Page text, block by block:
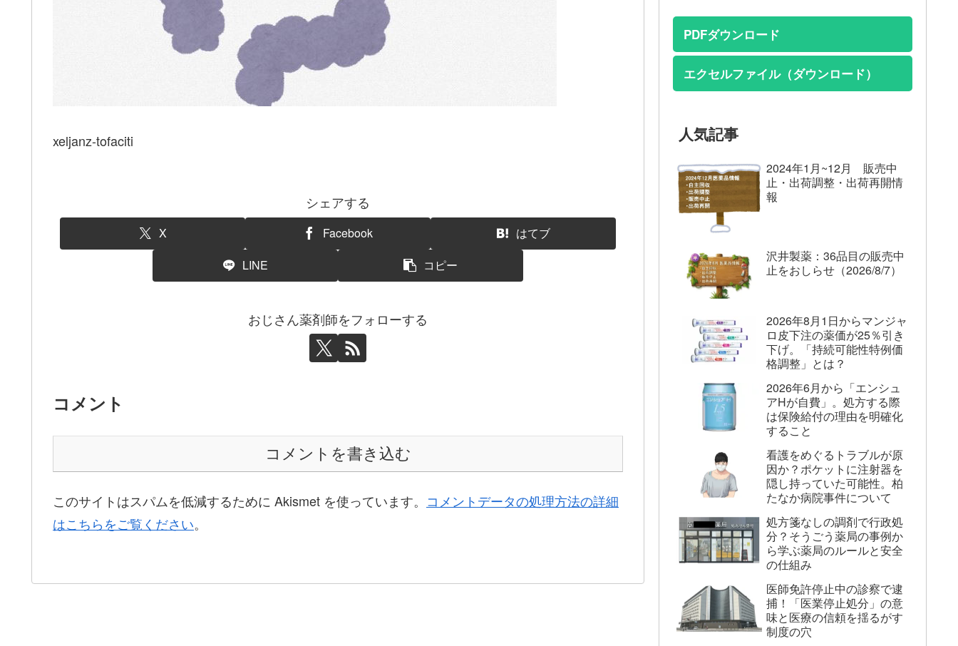
xeljanz-tofaciti
シェアする
X Facebook
はてブ
LINE
コピー
おじさん薬剤師をフォローする
コメント
コメントを書き込む
このサイトはスパムを低減するために Akismet を使っています。 コメントデータの処理方法の詳細
はこちらをご覧ください。
PDFダウンロード
エクセルファイル（ダウンロード）
人気記事
2024年1月~12月 販売中
止・出荷調整・出荷再開情
報
沢井製薬：36品目の販売中
止をおしらせ（2026/8/7）
2026年8月1日からマンジャ
ロ皮下注の薬価が25％引き
下げ。「持続可能性特例価
格調整」とは？
2026年6月から「エンシュ
アHが自費」。処方する際
は保険給付の理由を明確化
すること
看護をめぐるトラブルが原
因か？ポケットに注射器を
隠し持っていた可能性。柏
たなか病院事件について
処方箋なしの調剤で行政処
分？そうごう薬局の事例か
ら学ぶ薬局のルールと安全
の仕組み
医師免許停止中の診察で逮
捕！「医業停止処分」の意
味と医療の信頼を揺るがす
制度の穴